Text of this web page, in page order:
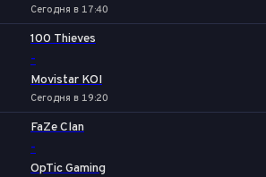
Сегодня в 17:40
100 Thieves
-
Movistar KOI
Сегодня в 19:20
FaZe Clan
-
OpTic Gaming